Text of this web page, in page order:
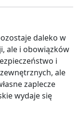
daleko w
ale i obowiązków
i
ale
zaplecze
wydaje się